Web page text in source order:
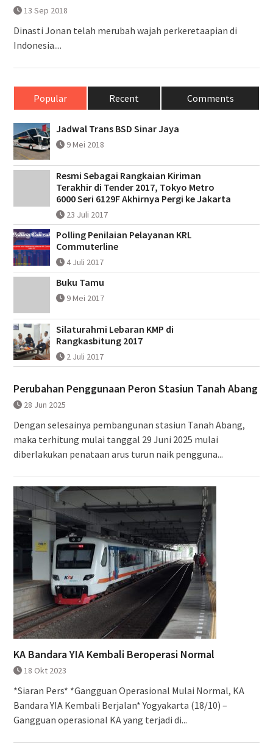
13 Sep 2018
Dinasti Jonan telah merubah wajah perkeretaapian di
Indonesia....
Popular Recent Comments
Jadwal Trans BSD Sinar Jaya
9 Mei 2018
Resmi Sebagai Rangkaian Kiriman
Terakhir di Tender 2017, Tokyo Metro
6000 Seri 6129F Akhirnya Pergi ke Jakarta
23 Juli 2017
Polling Penilaian Pelayanan KRL
Commuterline
4 Juli 2017
Buku Tamu
9 Mei 2017
Silaturahmi Lebaran KMP di
Rangkasbitung 2017
2 Juli 2017
Perubahan Penggunaan Peron Stasiun Tanah Abang
28 Jun 2025
Dengan selesainya pembangunan stasiun Tanah Abang,
maka terhitung mulai tanggal 29 Juni 2025 mulai
diberlakukan penataan arus turun naik pengguna...
KA Bandara YIA Kembali Beroperasi Normal
18 Okt 2023
*Siaran Pers* *Gangguan Operasional Mulai Normal, KA
Bandara YIA Kembali Berjalan* Yogyakarta (18/10) –
Gangguan operasional KA yang terjadi di...